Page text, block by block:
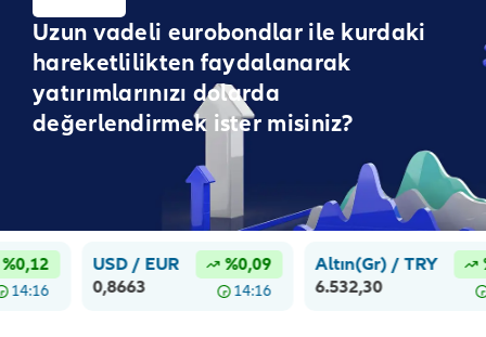
Uzun vadeli eurobondlar ile kurdaki
hareketlilikten faydalanarak
yatırımlarınızı dolarda
değerlendirmek ister misiniz?